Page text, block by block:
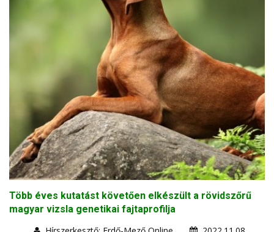
Több éves kutatást követően elkészült a rövidszőrű
magyar vizsla genetikai fajtaprofilja